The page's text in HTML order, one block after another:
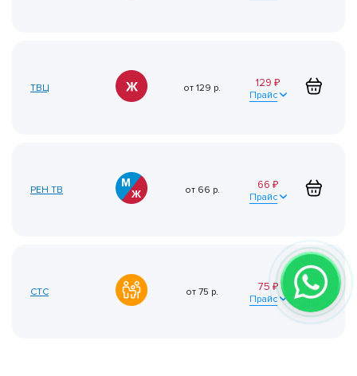
ТВЦ от129 р. 129 ₽
Прайс
РЕН ТВ от 66 р. 66 ₽
Прайс
СТС от75 р. 75 ₽
Прайс